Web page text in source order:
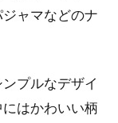
ャマなどのナ
プルなデザイ
はかわいい柄